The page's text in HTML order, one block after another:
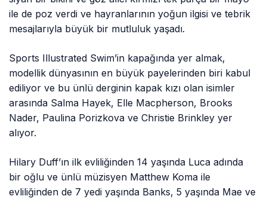
ile de poz verdi ve hayranlarının yoğun ilgisi ve tebrik
mesajlarıyla büyük bir mutluluk yaşadı.
Sports Illustrated Swim’in kapağında yer almak,
modellik dünyasının en büyük payelerinden biri kabul
ediliyor ve bu ünlü derginin kapak kızı olan isimler
arasında Salma Hayek, Elle Macpherson, Brooks
Nader, Paulina Porizkova ve Christie Brinkley yer
alıyor.
Hilary Duff’ın ilk evliliğinden 14 yaşında Luca adında
bir oğlu ve ünlü müzisyen Matthew Koma ile
evliliğinden de 7 yedi yaşında Banks, 5 yaşında Mae ve